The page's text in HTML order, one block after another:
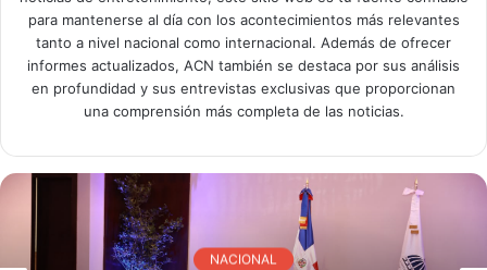
para mantenerse al día con los acontecimientos más relevantes
tanto a nivel nacional como internacional. Además de ofrecer
informes actualizados, ACN también se destaca por sus análisis
en profundidad y sus entrevistas exclusivas que proporcionan
una comprensión más completa de las noticias.
NACIONAL